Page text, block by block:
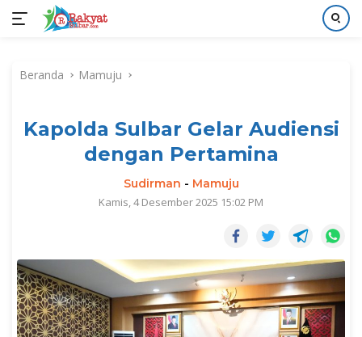
kontenBeranda Mamuju
Kapolda Sulbar Gelar Audiensi
dengan Pertamina
Sudirman - Mamuju
Kamis, 4 Desember 2025 15:02 PM